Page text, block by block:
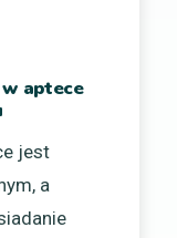
aptece
jest
a